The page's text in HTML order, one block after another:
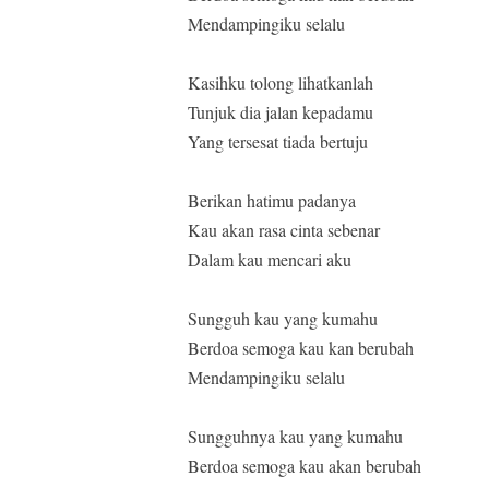
Mendampingiku selalu
Kasihku tolong lihatkanlah
Tunjuk dia jalan kepadamu
Yang tersesat tiada bertuju
Berikan hatimu padanya
Kau akan rasa cinta sebenar
Dalam kau mencari aku
Sungguh kau yang kumahu
Berdoa semoga kau kan berubah
Mendampingiku selalu
Sungguhnya kau yang kumahu
Berdoa semoga kau akan berubah